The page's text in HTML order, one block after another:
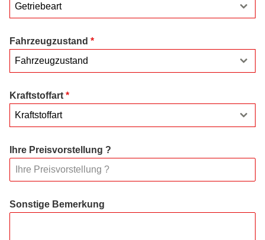
Getriebeart
Fahrzeugzustand *
Fahrzeugzustand
Kraftstoffart *
Kraftstoffart
Ihre Preisvorstellung ?
Sonstige Bemerkung